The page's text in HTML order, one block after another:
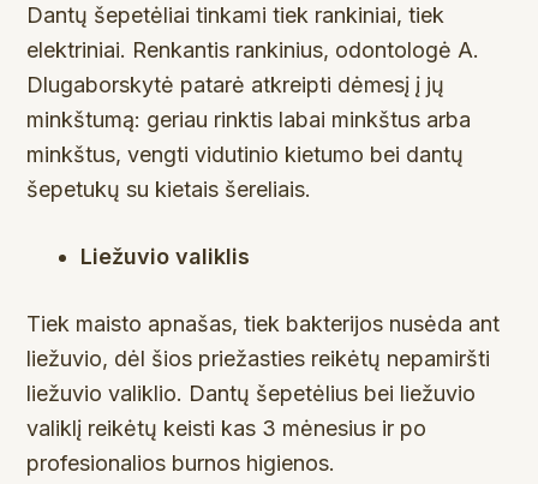
Dantų šepetėliai tinkami tiek rankiniai, tiek
elektriniai. Renkantis rankinius, odontologė A.
Dlugaborskytė patarė atkreipti dėmesį į jų
minkštumą: geriau rinktis labai minkštus arba
minkštus, vengti vidutinio kietumo bei dantų
šepetukų su kietais šereliais.
Liežuvio valiklis
Tiek maisto apnašas, tiek bakterijos nusėda ant
liežuvio, dėl šios priežasties reikėtų nepamiršti
liežuvio valiklio. Dantų šepetėlius bei liežuvio
valiklį reikėtų keisti kas 3 mėnesius ir po
profesionalios burnos higienos.